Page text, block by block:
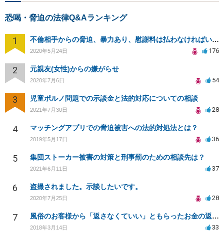
恐喝・脅迫の法律Q&Aランキング
1 不倫相手からの脅迫、暴力あり、慰謝料は払わなければいけませんか
2020年5月24日 176
2 元親友(女性)からの嫌がらせ
2020年7月6日 54
3 児童ポルノ問題での示談金と法的対応についての相談
2021年7月30日 28
4 マッチングアプリでの脅迫被害への法的対処法とは？
2019年5月17日 36
5 集団ストーカー被害の対策と刑事罰のための相談先は？
2021年6月11日 37
6 盗撮されました。示談したいです。
2020年7月25日 28
7 風俗のお客様から「返さなくていい」ともらったお金の返済を強要されています
2018年3月14日 33